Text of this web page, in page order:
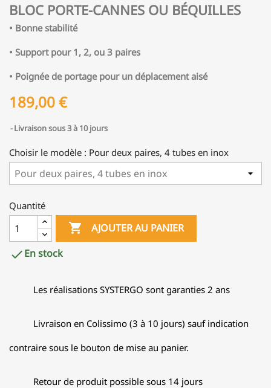
BLOC PORTE-CANNES OU BÉQUILLES
• Bonne stabilité
• Support pour 1, 2, ou 3 paires
• Poignée de portage pour un déplacement aisé
189,00 €
Livraison sous 3 à 10 jours
Choisir le modèle : Pour deux paires, 4 tubes en inox
Quantité
 AJOUTER AU PANIER
En stock
Les réalisations SYSTERGO sont garanties 2 ans
Livraison en Colissimo (3 à 10 jours) sauf indication
contraire sous le bouton de mise au panier.
Retour de produit possible sous 14 jours